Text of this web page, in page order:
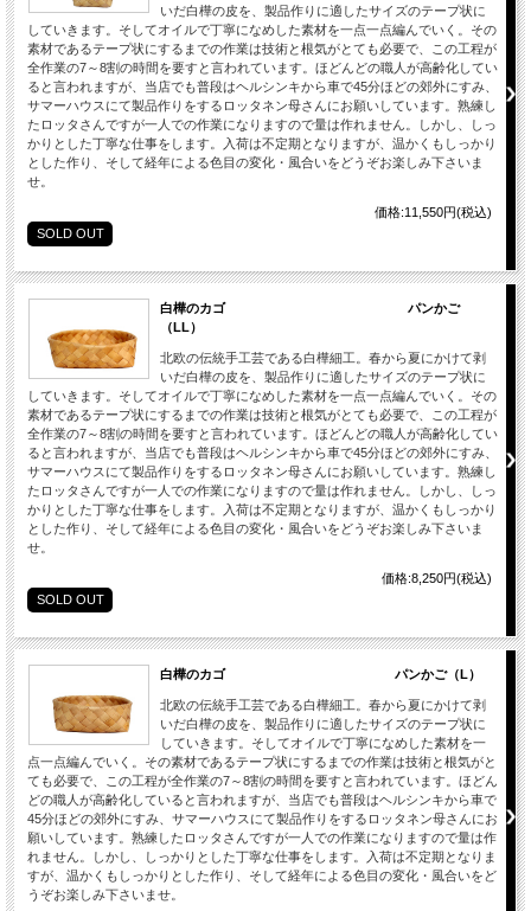
いだ白樺の皮を、製品作りに適したサイズのテープ状に
していきます。そしてオイルで丁寧になめした素材を一点一点編んでいく。その
素材であるテープ状にするまでの作業は技術と根気がとても必要で、この工程が
全作業の7～8割の時間を要すと言われています。ほどんどの職人が高齢化してい
ると言われますが、当店でも普段はヘルシンキから車で45分ほどの郊外にすみ、
サマーハウスにて製品作りをするロッタネン母さんにお願いしています。熟練し
たロッタさんですが一人での作業になりますので量は作れません。しかし、しっ
かりとした丁寧な仕事をします。入荷は不定期となりますが、温かくもしっかり
とした作り、そして経年による色目の変化・風合いをどうぞお楽しみ下さいま
せ。
価格:11,550円(税込)
SOLD OUT
白樺のカゴ パンかご
（LL）
北欧の伝統手工芸である白樺細工。春から夏にかけて剥
いだ白樺の皮を、製品作りに適したサイズのテープ状に
していきます。そしてオイルで丁寧になめした素材を一点一点編んでいく。その
素材であるテープ状にするまでの作業は技術と根気がとても必要で、この工程が
全作業の7～8割の時間を要すと言われています。ほどんどの職人が高齢化してい
ると言われますが、当店でも普段はヘルシンキから車で45分ほどの郊外にすみ、
サマーハウスにて製品作りをするロッタネン母さんにお願いしています。熟練し
たロッタさんですが一人での作業になりますので量は作れません。しかし、しっ
かりとした丁寧な仕事をします。入荷は不定期となりますが、温かくもしっかり
とした作り、そして経年による色目の変化・風合いをどうぞお楽しみ下さいま
せ。
価格:8,250円(税込)
SOLD OUT
白樺のカゴ パンかご（L）
北欧の伝統手工芸である白樺細工。春から夏にかけて剥
いだ白樺の皮を、製品作りに適したサイズのテープ状に
していきます。そしてオイルで丁寧になめした素材を一
点一点編んでいく。その素材であるテープ状にするまでの作業は技術と根気がと
ても必要で、この工程が全作業の7～8割の時間を要すと言われています。ほどん
どの職人が高齢化していると言われますが、当店でも普段はヘルシンキから車で
45分ほどの郊外にすみ、サマーハウスにて製品作りをするロッタネン母さんにお
願いしています。熟練したロッタさんですが一人での作業になりますので量は作
れません。しかし、しっかりとした丁寧な仕事をします。入荷は不定期となりま
すが、温かくもしっかりとした作り、そして経年による色目の変化・風合いをど
うぞお楽しみ下さいませ。